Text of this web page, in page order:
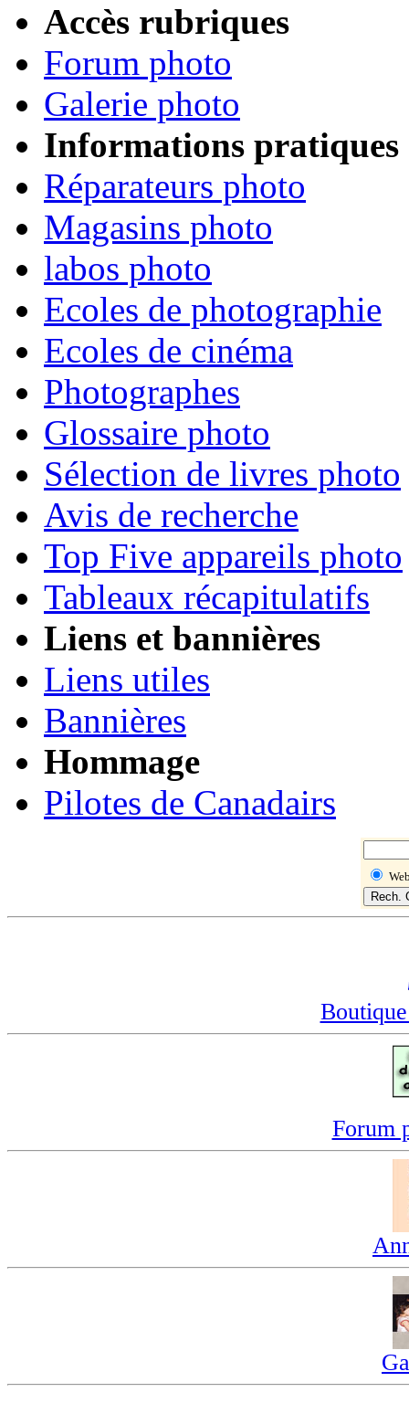
Accès rubriques
Forum photo
Galerie photo
Informations pratiques
Réparateurs photo
Magasins photo
labos photo
Ecoles de photographie
Ecoles de cinéma
Photographes
Glossaire photo
Sélection de livres photo
Avis de recherche
Top Five appareils photo
Tableaux récapitulatifs
Liens et bannières
Liens utiles
Bannières
Hommage
Pilotes de Canadairs
Forum